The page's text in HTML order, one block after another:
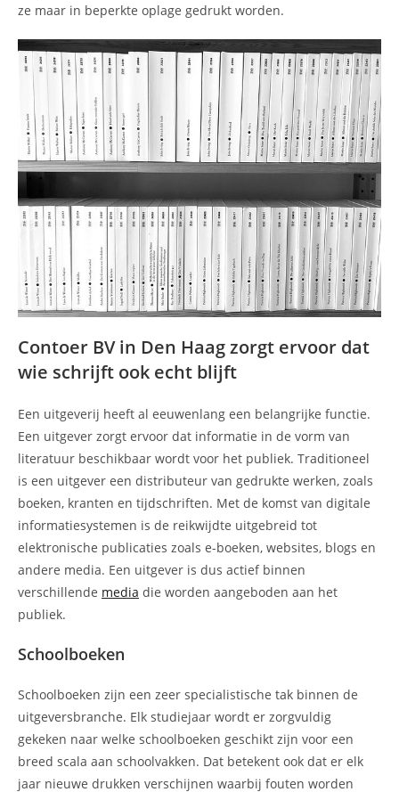
ze maar in beperkte oplage gedrukt worden.
Contoer BV in Den Haag zorgt ervoor dat
wie schrijft ook echt blijft
Een uitgeverij heeft al eeuwenlang een belangrijke functie.
Een uitgever zorgt ervoor dat informatie in de vorm van
literatuur beschikbaar wordt voor het publiek. Traditioneel
is een uitgever een distributeur van gedrukte werken, zoals
boeken, kranten en tijdschriften. Met de komst van digitale
informatiesystemen is de reikwijdte uitgebreid tot
elektronische publicaties zoals e-boeken, websites, blogs en
andere media. Een uitgever is dus actief binnen
verschillende media die worden aangeboden aan het
publiek.
Schoolboeken
Schoolboeken zijn een zeer specialistische tak binnen de
uitgeversbranche. Elk studiejaar wordt er zorgvuldig
gekeken naar welke schoolboeken geschikt zijn voor een
breed scala aan schoolvakken. Dat betekent ook dat er elk
jaar nieuwe drukken verschijnen waarbij fouten worden